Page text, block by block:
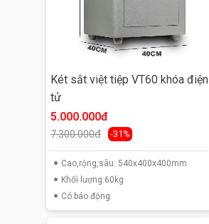
Két sắt việt tiệp VT60 khóa điện
tử
5.000.000đ
7.300.000đ -31%
Cao,rộng,sâu: 540x400x400mm
Khối lượng:60kg
Có báo động